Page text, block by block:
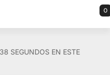
0
SEGUNDOS EN ESTE